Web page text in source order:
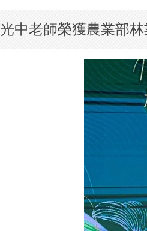
光中老師榮獲農業部